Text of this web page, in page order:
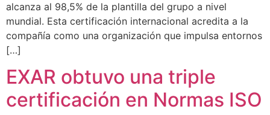
alcanza al 98,5% de la plantilla del grupo a nivel
mundial. Esta certificación internacional acredita a la
compañía como una organización que impulsa entornos
[…]
EXAR obtuvo una triple
certificación en Normas ISO